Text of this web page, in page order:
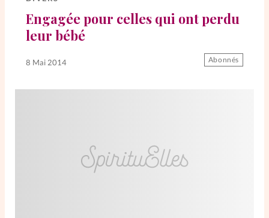
Entre4yeux
L'anecdote
La Bible au féminin
RelationnElles
Engagée pour celles qui ont perdu
leur bébé
8 Mai 2014 Abonnés